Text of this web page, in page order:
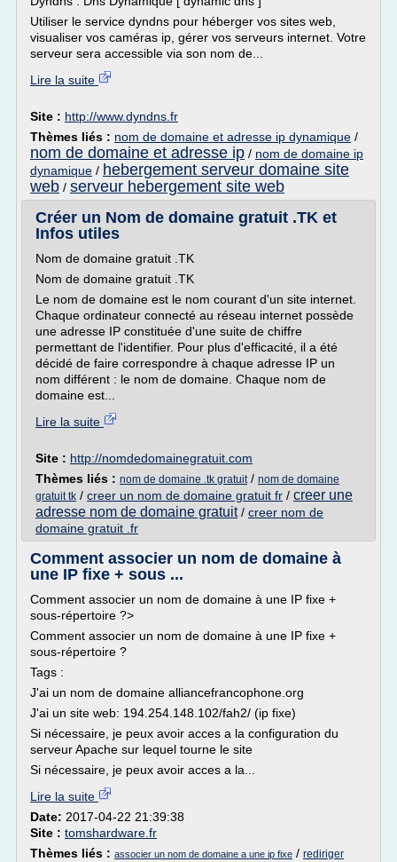
Utiliser le service dyndns pour héberger vos sites web,
visualiser vos caméras ip, gérer vos serveurs internet. Votre
serveur sera accessible via son nom de...
Lire la suite
Site : http://www.dyndns.fr
Thèmes liés : nom de domaine et adresse ip dynamique /
nom de domaine et adresse ip / nom de domaine ip
dynamique / hebergement serveur domaine site
web / serveur hebergement site web
Créer un Nom de domaine gratuit .TK et
Infos utiles
Nom de domaine gratuit .TK
Nom de domaine gratuit .TK
Le nom de domaine est le nom courant d'un site internet.
Chaque ordinateur connecté au réseau internet possède
une adresse IP constituée d'une suite de chiffre
permettant de l'identifier. Pour plus d'efficacité, il a été
décidé de faire correspondre à chaque adresse IP un
nom différent : le nom de domaine. Chaque nom de
domaine est...
Lire la suite
Site : http://nomdedomainegratuit.com
Thèmes liés : nom de domaine .tk gratuit/ nom de domaine
gratuit tk / creer un nom de domaine gratuit fr / creer une
adresse nom de domaine gratuit/ creer nom de
domaine gratuit .fr
Comment associer un nom de domaine à
une IP fixe + sous ...
Comment associer un nom de domaine à une IP fixe +
sous-répertoire ?>
Comment associer un nom de domaine à une IP fixe +
sous-répertoire ?
Tags :
J'ai un nom de domaine alliancefrancophone.org
J'ai un site web: 194.254.148.102/fah2/ (ip fixe)
Si nécessaire, je peux avoir acces a la configuration du
serveur Apache sur lequel tourne le site
Si nécessaire, je peux avoir acces a la...
Lire la suite
Date: 2017-04-22 21:39:38
Site : tomshardware.fr
Thèmes liés : associer un nom de domaine a une ip fixe / rediriger